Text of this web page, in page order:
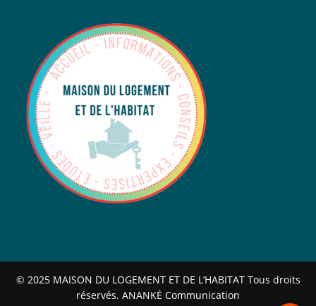
© 2025 MAISON DU LOGEMENT ET DE L’HABITAT Tous droits
réservés. ANANKÉ Communication